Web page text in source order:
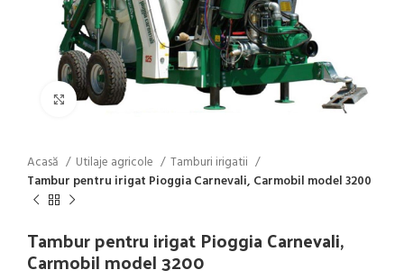
Click to enlarge
Acasă Utilaje agricole
Tamburi irigatii
Tambur pentru irigat Pioggia Carnevali, Carmobil model 3200
Tambur pentru irigat Pioggia Carnevali,
Carmobil model 3200